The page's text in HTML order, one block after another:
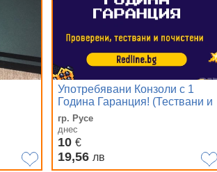
Употребявани Конзоли с 1
Година Гаранция! (Тествани и
Почистени) + Лизинг и Карта
— Redline.bg
гр. Русе
днес
10 €
19,56 лв